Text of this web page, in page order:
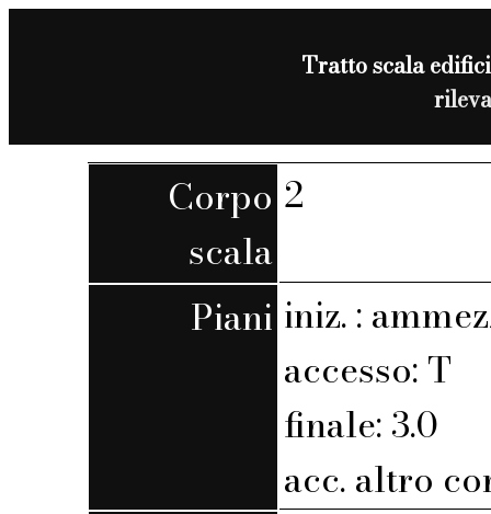
Tratto scala
Corpo
scala
2
Piani iniz. :
accesso: T
finale: 3.0
acc. altro